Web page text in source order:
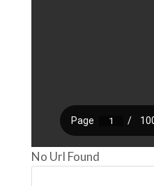
No Url Found